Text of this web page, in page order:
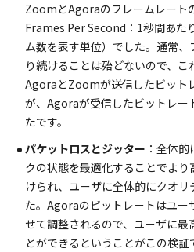
ZoomとAgoraのフレームレート
Frames Per Second：1秒間あた
ム数を表す単位）でした。通常
り続けることは殆どないので、こ
AgoraとZoomが送信したビット
が、Agoraが受信したビットレ
たです。
パケットロスとジッター ：全体
クの状態を最適化することでよ
けられ、ユーザに全体的にクオ
た。Agoraのビットレートはユー
せて調整されるので、ユーザに
とができるということがこの検証